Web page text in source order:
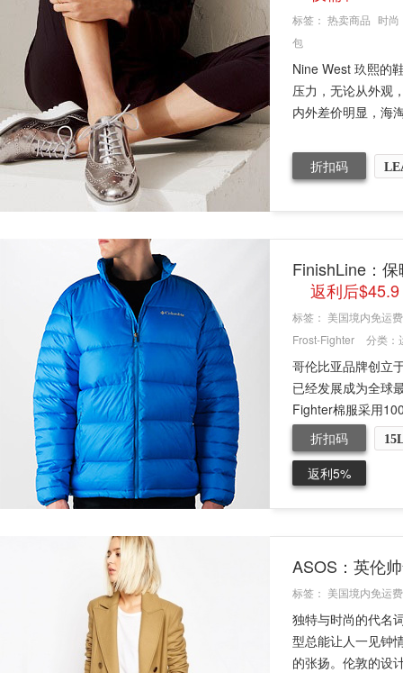
标签： 热卖商品 时尚
包
Nine West 玖熙的
压力，无论从外观
内外差价明显，海
折扣码
FinishLine：
返利后
标签： 美国境内免运费
Frost-Fighter
分类：
哥伦比亚品牌创立
已经发展成为全球
Fighter棉服采用
折扣码
返利5%
ASOS：英伦
标签： 美国境内免运费
独特与时尚的代名
型总能让人一见钟
的张扬。伦敦的设